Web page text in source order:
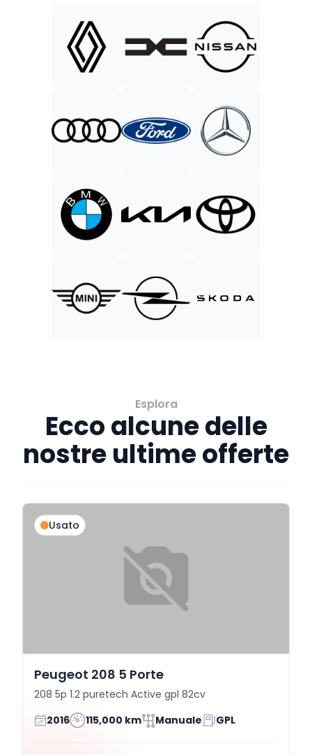
Esplora
Ecco alcune delle
nostre ultime offerte
Usato
Peugeot 208 5 Porte
208 5p 1.2 puretech Active gpl 82cv
2016
115,000 km Manuale GPL